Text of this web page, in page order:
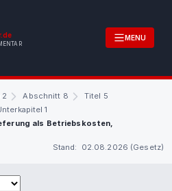
MENU
2 Abschnitt 8
Titel 5
1
als Betriebskosten,
Stand: 02.08.2026 (Gesetz)